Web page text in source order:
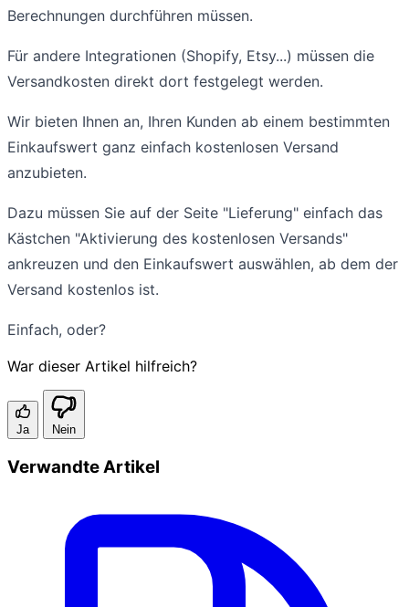
Berechnungen durchführen müssen.
Für andere Integrationen (Shopify, Etsy...) müssen die
Versandkosten direkt dort festgelegt werden.
Wir bieten Ihnen an, Ihren Kunden ab einem bestimmten
Einkaufswert ganz einfach kostenlosen Versand
anzubieten.
Dazu müssen Sie auf der Seite "Lieferung" einfach das
Kästchen "Aktivierung des kostenlosen Versands"
ankreuzen und den Einkaufswert auswählen, ab dem der
Versand kostenlos ist.
Einfach, oder?
War dieser Artikel hilfreich?
Ja Nein
Verwandte Artikel